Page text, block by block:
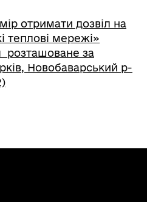
отримати дозвіл на
теплові мережі»
розташоване за
Новобаварський р-